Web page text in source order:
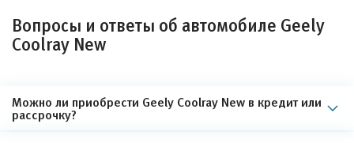
Вопросы и ответы об автомобиле Geely
Coolray New
Можно ли приобрести Geely Coolray New в кредит или
рассрочку?